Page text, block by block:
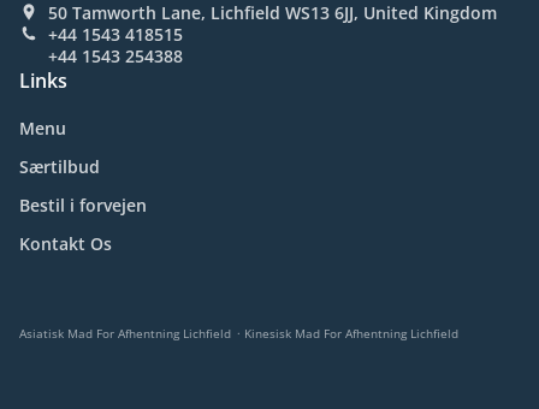
50 Tamworth Lane, Lichfield WS13 6JJ, United Kingdom
+44 1543 418515
+44 1543 254388
Links
Menu
Særtilbud
Bestil i forvejen
Kontakt Os
Asiatisk Mad For Afhentning Lichfield . Kinesisk Mad For Afhentning Lichfield